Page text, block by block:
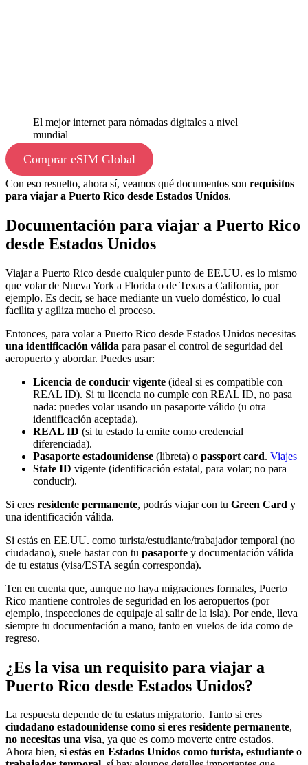
El mejor internet para nómadas digitales a nivel
mundial
Comprar eSIM Global
Con eso resuelto, ahora sí, veamos qué documentos son requisitos
para viajar a Puerto Rico desde Estados Unidos.
Documentación para viajar a Puerto Rico
desde Estados Unidos
Viajar a Puerto Rico desde cualquier punto de EE.UU. es lo mismo
que volar de Nueva York a Florida o de Texas a California, por
ejemplo. Es decir, se hace mediante un vuelo doméstico, lo cual
facilita y agiliza mucho el proceso.
Entonces, para volar a Puerto Rico desde Estados Unidos necesitas
una identificación válida para pasar el control de seguridad del
aeropuerto y abordar. Puedes usar:
Licencia de conducir vigente (ideal si es compatible con
REAL ID). Si tu licencia no cumple con REAL ID, no pasa
nada: puedes volar usando un pasaporte válido (u otra
identificación aceptada).
REAL ID (si tu estado la emite como credencial
diferenciada).
Pasaporte estadounidense (libreta) o passport card. Viajes
State ID vigente (identificación estatal, para volar; no para
conducir).
Si eres residente permanente, podrás viajar con tu Green Card y
una identificación válida.
Si estás en EE.UU. como turista/estudiante/trabajador temporal (no
ciudadano), suele bastar con tu pasaporte y documentación válida
de tu estatus (visa/ESTA según corresponda).
Ten en cuenta que, aunque no haya migraciones formales, Puerto
Rico mantiene controles de seguridad en los aeropuertos (por
ejemplo, inspecciones de equipaje al salir de la isla). Por ende, lleva
siempre tu documentación a mano, tanto en vuelos de ida como de
regreso.
¿Es la visa un requisito para viajar a
Puerto Rico desde Estados Unidos?
La respuesta depende de tu estatus migratorio. Tanto si eres
ciudadano estadounidense como si eres residente permanente,
no necesitas una visa, ya que es como moverte entre estados.
Ahora bien, si estás en Estados Unidos como turista, estudiante o